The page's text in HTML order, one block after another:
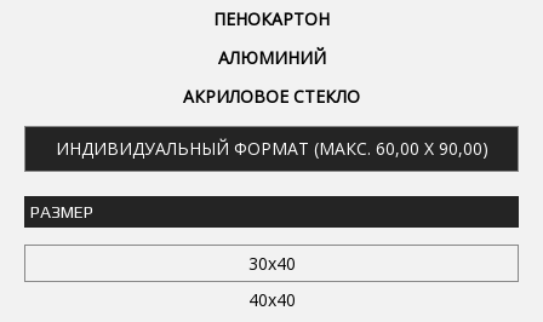
ПЕНОКАРТОН
АЛЮМИНИЙ
АКРИЛОВОЕ СТЕКЛО
ИНДИВИДУАЛЬНЫЙ ФОРМАТ (МАКС. 60,00 X 90,00)
РАЗМЕР
30x40
40x40